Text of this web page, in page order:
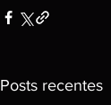
Posts recentes